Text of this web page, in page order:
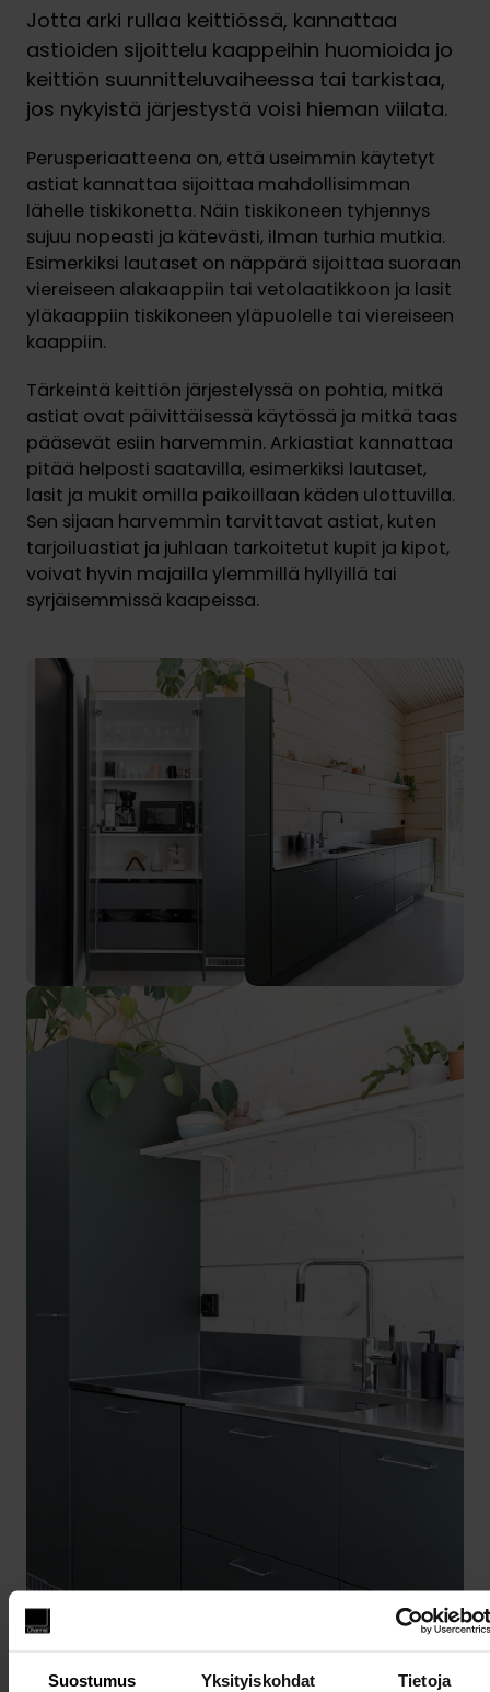
Suostumus Yksityiskohdat Tietoja
Jotta arki rullaa keittiössä, kannattaa
astioiden sijoittelu kaappeihin huomioida jo
keittiön suunnitteluvaiheessa tai tarkistaa,
jos nykyistä järjestystä voisi hieman viilata.
Perusperiaatteena on, että useimmin käytetyt
astiat kannattaa sijoittaa mahdollisimman
lähelle tiskikonetta. Näin tiskikoneen tyhjennys
sujuu nopeasti ja kätevästi, ilman turhia mutkia.
Esimerkiksi lautaset on näppärä sijoittaa suoraan
viereiseen alakaappiin tai vetolaatikkoon ja lasit
yläkaappiin tiskikoneen yläpuolelle tai viereiseen
kaappiin.
Tärkeintä keittiön järjestelyssä on pohtia, mitkä
astiat ovat päivittäisessä käytössä ja mitkä taas
pääsevät esiin harvemmin. Arkiastiat kannattaa
pitää helposti saatavilla, esimerkiksi lautaset,
lasit ja mukit omilla paikoillaan käden ulottuvilla.
Sen sijaan harvemmin tarvittavat astiat, kuten
tarjoiluastiat ja juhlaan tarkoitetut kupit ja kipot,
voivat hyvin majailla ylemmillä hyllyillä tai
syrjäisemmissä kaapeissa.